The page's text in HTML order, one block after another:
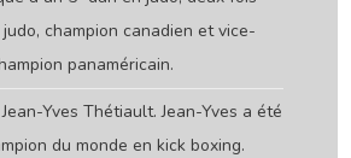
champion canadien et vice-
panaméricain.
Yves Thétiault. Jean-Yves a été
du monde en kick boxing.